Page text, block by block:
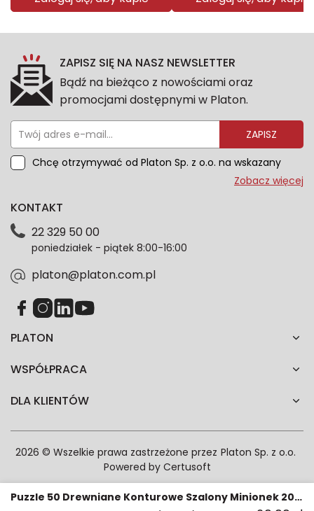
Puzzle 50 Drewniane Konturowe Szalony Minionek 20239
ZAPISZ SIĘ NA NASZ NEWSLETTER
Bądź na bieżąco z nowościami oraz
promocjami dostępnymi w Platon.
ZAPISZ
Chcę otrzymywać od Platon Sp. z o.o. na wskazany
przeze mnie adres e-mail informacje marketingowe
dotyczące danych osobowych znajdziesz w naszej
każdym czasie. Wycofanie zgody nie wpłynie na
zgodność z prawem przetwarzania dokonanego przed
Zobacz więcej
PLATON
WSPÓŁPRACA
DLA KLIENTÓW
KONTAKT
22 329 50 00
poniedziałek - piątek 8:00-16:00
platon@platon.com.pl
2026 © Wszelkie prawa zastrzeżone przez Platon Sp. z o.o.
Powered by Certusoft